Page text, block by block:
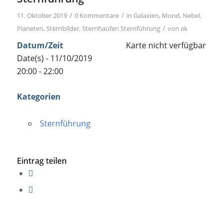
11. Oktober 2019 / 0 Kommentare / in Galaxien, Mond, Nebel,
Planeten, Sternbilder, Sternhaufen Sternführung / von ek
Karte nicht verfügbar
Datum/Zeit
Date(s) - 11/10/2019
20:00 - 22:00
Kategorien
Sternführung
Eintrag teilen